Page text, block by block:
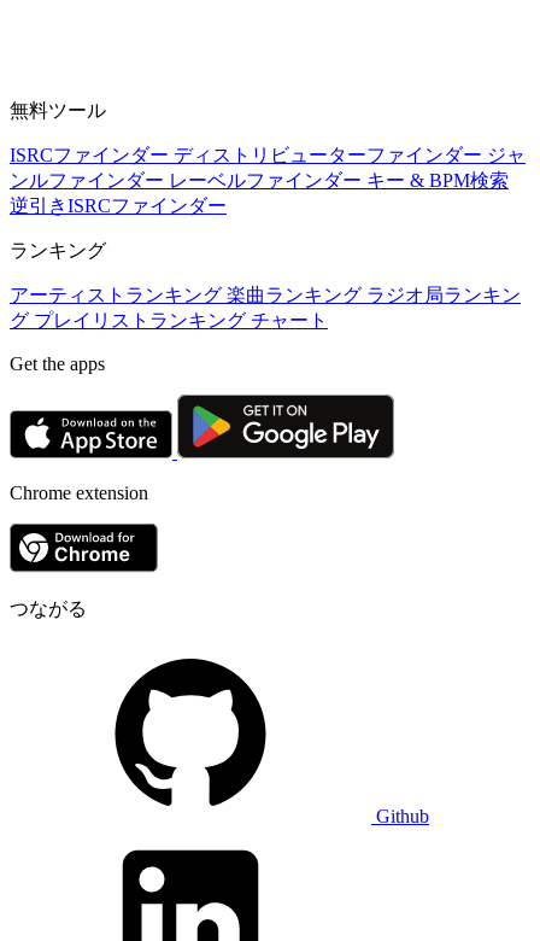
無料ツール
ISRCファインダー ディストリビューターファインダー ジャ
ンルファインダー レーベルファインダー キー & BPM検索
逆引きISRCファインダー
ランキング
アーティストランキング 楽曲ランキング ラジオ局ランキン
グ プレイリストランキング チャート
Get the apps
Chrome extension
つながる
Github